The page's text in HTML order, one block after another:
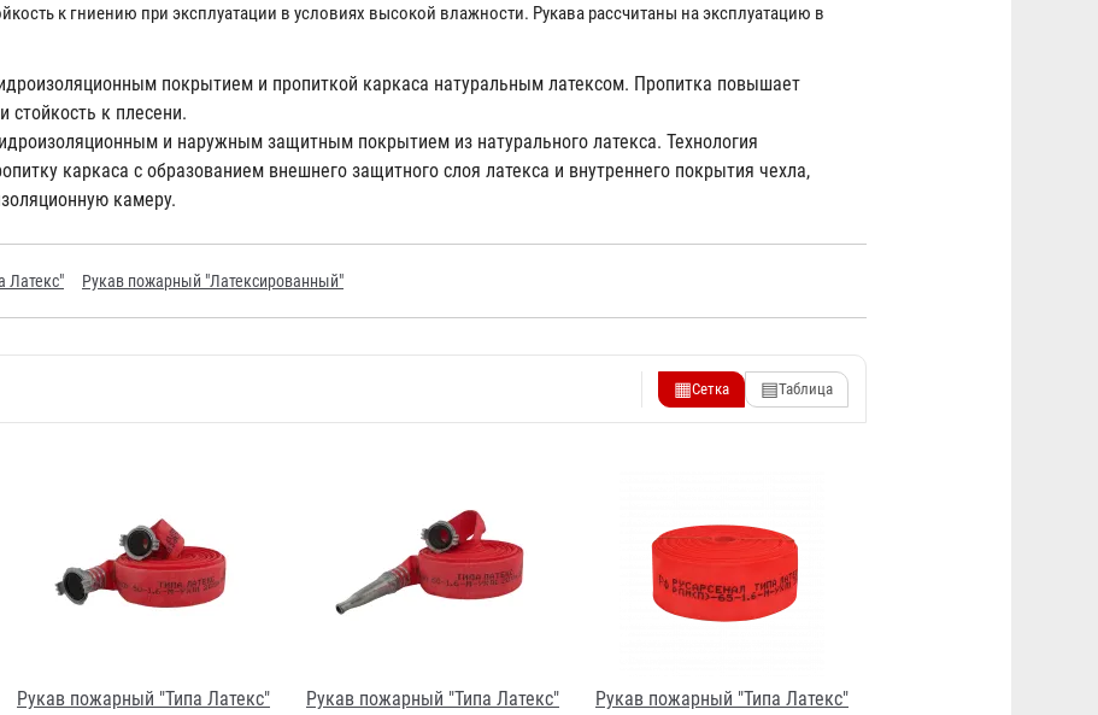
к гниению при эксплуатации в условиях высокой влажности. Рукава рассчитаны на эксплуатацию в
покрытием и пропиткой каркаса натуральным латексом. Пропитка повышает
стойкость к плесени.
и наружным защитным покрытием из натурального латекса. Технология
каркаса с образованием внешнего защитного слоя латекса и внутреннего покрытия чехла,
камеру.
Латекс" Рукав пожарный "Латексированный"
▦Сетка ▤Таблица
Рукав пожарный "Типа Латекс"
Рукав пожарный "Типа Латекс"
Рукав пожарный "Типа Латекс"